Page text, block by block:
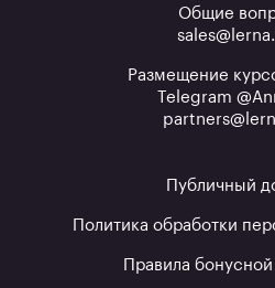
Общие
Размещение
Telegram
Публичный
Политика обработки
Правила